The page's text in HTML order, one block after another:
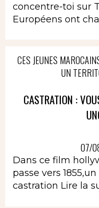
concentre-toi sur
Européens ont
CES JEUNES
UN
CASTRATION :
07/
Dans ce film
passe vers
castration Lire la